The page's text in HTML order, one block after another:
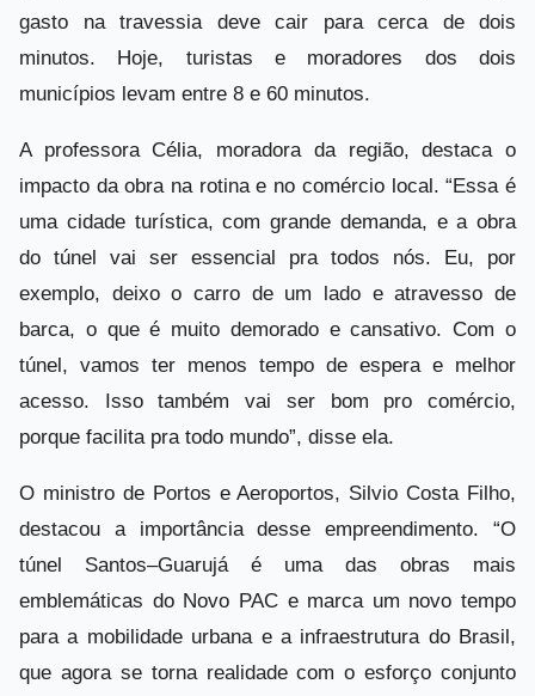
gasto na travessia deve cair para cerca de dois
minutos. Hoje, turistas e moradores dos dois
municípios levam entre 8 e 60 minutos.
A professora Célia, moradora da região, destaca o
impacto da obra na rotina e no comércio local. “Essa é
uma cidade turística, com grande demanda, e a obra
do túnel vai ser essencial pra todos nós. Eu, por
exemplo, deixo o carro de um lado e atravesso de
barca, o que é muito demorado e cansativo. Com o
túnel, vamos ter menos tempo de espera e melhor
acesso. Isso também vai ser bom pro comércio,
porque facilita pra todo mundo”, disse ela.
O ministro de Portos e Aeroportos, Silvio Costa Filho,
destacou a importância desse empreendimento. “O
túnel Santos–Guarujá é uma das obras mais
emblemáticas do Novo PAC e marca um novo tempo
para a mobilidade urbana e a infraestrutura do Brasil,
que agora se torna realidade com o esforço conjunto